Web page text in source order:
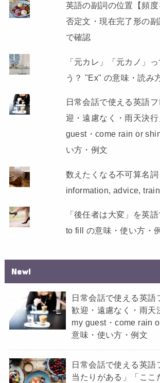
英語の副詞の位置【頻度
否定文・現在完了形の
で確認
「元カレ」「元カノ」
う？ "Ex" の意味・読み
日常会話で使える英語
迎・遠慮なく・雨天決
guest・come rain or
い方・例文
数えたくなる不可算名
information, advice,
「後任者は大変」を英
to fill の意味・使い方・
New!
日常会話で使える英語
歓迎・遠慮なく・雨天
my guest・come rain
意味・使い方・例文
日常会話で使える英語
当たりがある」「ここ